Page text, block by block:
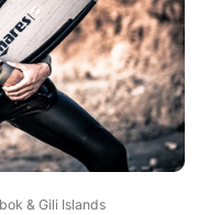
& Gili Islands